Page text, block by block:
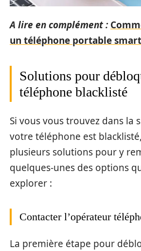
A lire en complément :
un téléphone portable
Solutions pour
téléphone blacklisté
Si vous vous trouvez dans la
votre téléphone est
plusieurs solutions pour y
quelques-unes des options
explorer :
Contacter l’opérateur
La première étape pour